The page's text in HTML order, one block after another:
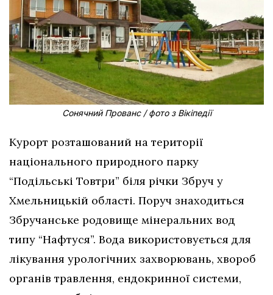
Сонячний Прованс / фото з Вікіпедії
Курорт розташований на території
національного природного парку
“Подільські Товтри” біля річки Збруч у
Хмельницькій області. Поруч знаходиться
Збручанське родовище мінеральних вод
типу “Нафтуся”. Вода використовується для
лікування урологічних захворювань, хвороб
органів травлення, ендокринної системи,